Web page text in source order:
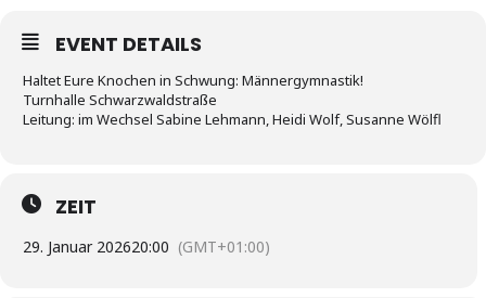
EVENT DETAILS
Haltet Eure Knochen in Schwung: Männergymnastik!
Turnhalle Schwarzwaldstraße
Leitung: im Wechsel Sabine Lehmann, Heidi Wolf, Susanne Wölfl
ZEIT
29. Januar 202620:00 (GMT+01:00)